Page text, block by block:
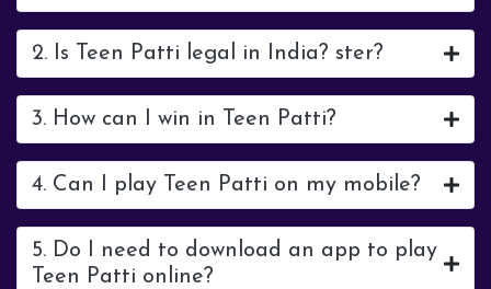
2. Is Teen Patti legal in India? ster?
3. How can I win in Teen Patti?
4. Can I play Teen Patti on my mobile?
5. Do I need to download an app to play
Teen Patti online?